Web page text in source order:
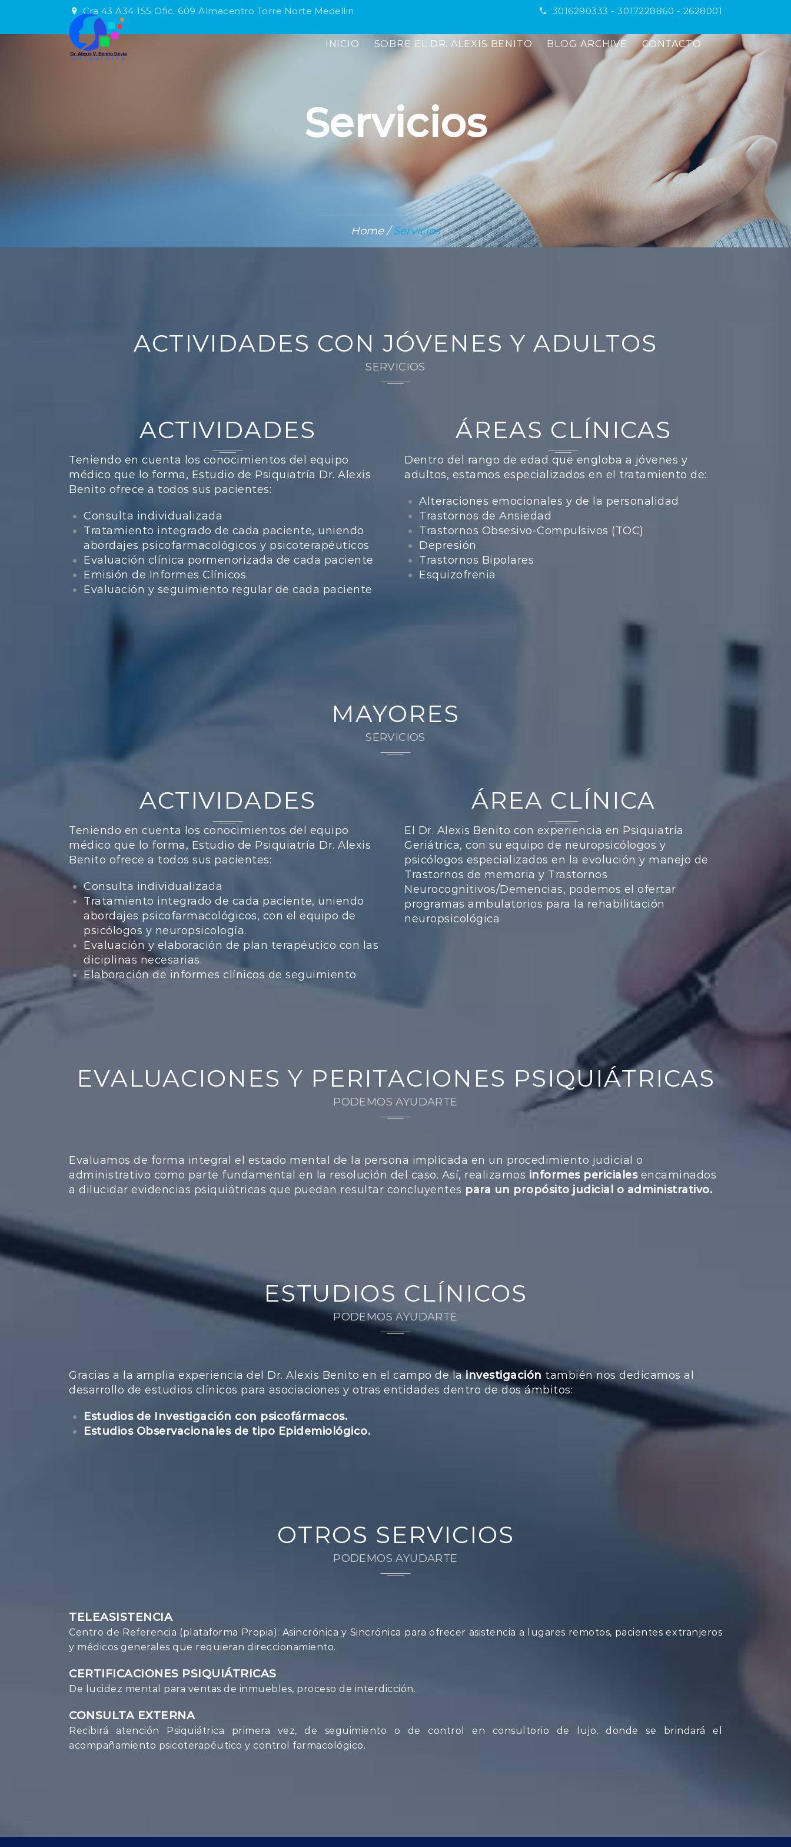
Cra 43 A34 155 Ofic. 609 Almacentro Torre Norte Medellin 3016290333 - 3017228860 - 2628001
INICIO SOBRE EL DR. ALEXIS BENITO BLOG ARCHIVE CONTACTO
Servicios
Home / Servicios
ACTIVIDADES CON JÓVENES Y ADULTOS
SERVICIOS
ACTIVIDADES
Teniendo en cuenta los conocimientos del equipo
médico que lo forma, Estudio de Psiquiatría Dr. Alexis
Benito ofrece a todos sus pacientes:
Consulta individualizada
Tratamiento integrado de cada paciente, uniendo
abordajes psicofarmacológicos y psicoterapéuticos
Evaluación clínica pormenorizada de cada paciente
Emisión de Informes Clínicos
Evaluación y seguimiento regular de cada paciente
ÁREAS CLÍNICAS
Dentro del rango de edad que engloba a jóvenes y
adultos, estamos especializados en el tratamiento de:
Alteraciones emocionales y de la personalidad
Trastornos de Ansiedad
Trastornos Obsesivo-Compulsivos (TOC)
Depresión
Trastornos Bipolares
Esquizofrenia
MAYORES
SERVICIOS
ACTIVIDADES
Teniendo en cuenta los conocimientos del equipo
médico que lo forma, Estudio de Psiquiatría Dr. Alexis
Benito ofrece a todos sus pacientes:
Consulta individualizada
Tratamiento integrado de cada paciente, uniendo
abordajes psicofarmacológicos, con el equipo de
psicólogos y neuropsicología.
Evaluación y elaboración de plan terapéutico con las
diciplinas necesarias.
Elaboración de informes clínicos de seguimiento
ÁREA CLÍNICA
El Dr. Alexis Benito con experiencia en Psiquiatría
Geriátrica, con su equipo de neuropsicólogos y
psicólogos especializados en la evolución y manejo de
Trastornos de memoria y Trastornos
Neurocognitivos/Demencias, podemos el ofertar
programas ambulatorios para la rehabilitación
neuropsicológica
EVALUACIONES Y PERITACIONES PSIQUIÁTRICAS
PODEMOS AYUDARTE
Evaluamos de forma integral el estado mental de la persona implicada en un procedimiento judicial o
administrativo como parte fundamental en la resolución del caso. Así, realizamos informes pericialesencaminados
a dilucidar evidencias psiquiátricas que puedan resultar concluyentes para un propósito judicial o administrativo.
ESTUDIOS CLÍNICOS
PODEMOS AYUDARTE
Gracias a la amplia experiencia del Dr. Alexis Benito en el campo de lainvestigación también nos dedicamos al
desarrollo de estudios clínicos para asociaciones y otras entidades dentro de dos ámbitos:
Estudios de Investigación con psicofármacos.
Estudios Observacionales de tipo Epidemiológico.
OTROS SERVICIOS
PODEMOS AYUDARTE
TELEASISTENCIA
Centro de Referencia (plataforma Propia): Asincrónica y Sincrónica para ofrecer asistencia a lugares remotos, pacientes extranjeros
y médicos generales que requieran direccionamiento.
CERTIFICACIONES PSIQUIÁTRICAS
De lucidez mental para ventas de inmuebles, proceso de interdicción.
CONSULTA EXTERNA
Recibirá atención Psiquiátrica primera vez, de seguimiento o de control en consultorio de lujo, donde se brindará el
acompañamiento psicoterapéutico y control farmacológico.